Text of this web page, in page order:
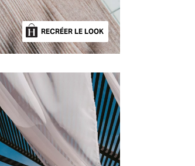
RECRÉER LE LOOK